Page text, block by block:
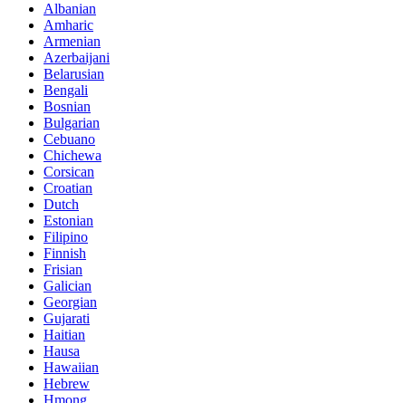
Albanian
Amharic
Armenian
Azerbaijani
Belarusian
Bengali
Bosnian
Bulgarian
Cebuano
Chichewa
Corsican
Croatian
Dutch
Estonian
Filipino
Finnish
Frisian
Galician
Georgian
Gujarati
Haitian
Hausa
Hawaiian
Hebrew
Hmong